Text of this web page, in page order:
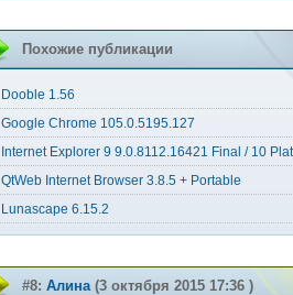
Похожие публикации
Dooble 1.56
Google Chrome 105.0.5195.127
Internet Explorer 9 9.0.8112.16421 Final / 10
QtWeb Internet Browser 3.8.5 + Portable
Lunascape 6.15.2
#8: Алина(3 октября 2015 17:36 )